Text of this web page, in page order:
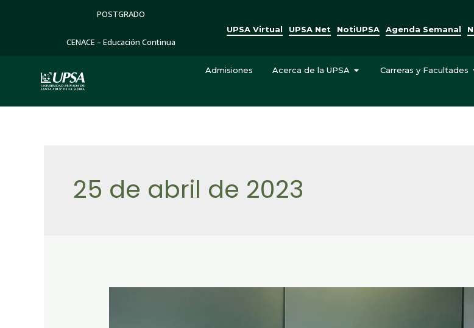
POSTGRADO
CENACE – Educación Continua
UPSA Virtual UPSA Net NotiUPSA Agenda Semanal
Admisiones Acerca de la UPSA Carreras y Facultades
25 de abril de 2023